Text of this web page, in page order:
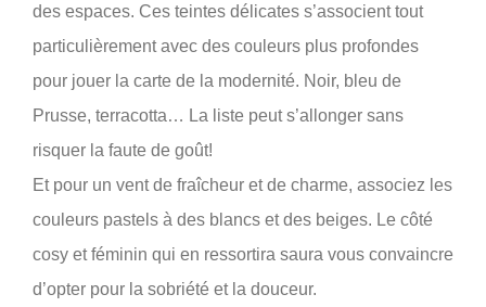
des espaces. Ces teintes délicates s’associent tout
particulièrement avec des couleurs plus profondes
pour jouer la carte de la modernité. Noir, bleu de
Prusse, terracotta… La liste peut s’allonger sans
risquer la faute de goût!
Et pour un vent de fraîcheur et de charme, associez les
couleurs pastels à des blancs et des beiges. Le côté
cosy et féminin qui en ressortira saura vous convaincre
d’opter pour la sobriété et la douceur.